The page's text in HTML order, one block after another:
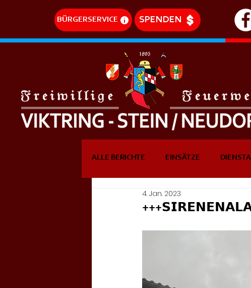
BÜRGERSERVICE SPENDEN
ALLE BERICHTE EINSÄTZE
DREHLEITEREINSÄTZE
4. Jan. 2023